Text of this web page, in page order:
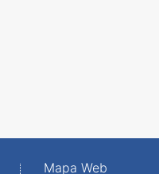
Mapa Web